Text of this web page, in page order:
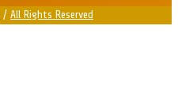
/ All Rights Reserved